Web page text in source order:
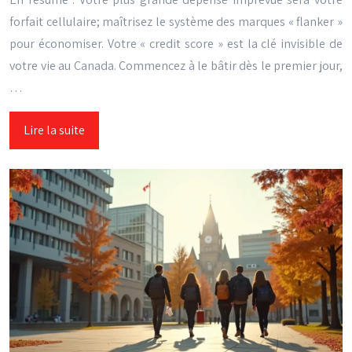
forfait cellulaire; maîtrisez le système des marques « flanker »
pour économiser. Votre « credit score » est la clé invisible de
votre vie au Canada. Commencez à le bâtir dès le premier jour,
…
Lire la suite